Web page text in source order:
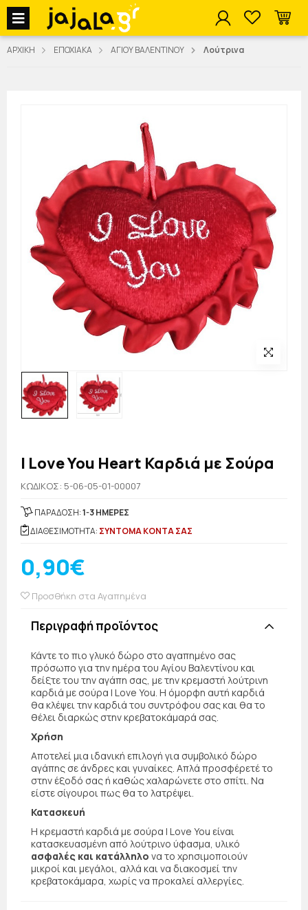
jajala Menu
ΑΡΧΙΚΗ ΕΠΟΧΙΑΚΑ ΑΓΙΟΥ ΒΑΛΕΝΤΙΝΟΥ Λούτρινα
I Love You Heart Καρδιά με Σούρα
KΩΔΙΚΟΣ: 5-06-05-01-00007
ΠΑΡΑΔΟΣΗ:1-3 ΗΜΕΡΕΣ
ΔΙΑΘΕΣΙΜΟΤΗΤΑ: ΣΥΝΤΟΜΑ ΚΟΝΤΑ ΣΑΣ
0,90€
Προσθήκη στα Αγαπημένα
Περιγραφή προϊόντος
Κάντε το πιο γλυκό δώρο στο αγαπημένο σας
πρόσωπο για την ημέρα του Αγίου Βαλεντίνου και
δείξτε του την αγάπη σας, με την κρεμαστή λούτρινη
καρδιά με σούρα I Love You. Η όμορφη αυτή καρδιά
θα κλέψει την καρδιά του συντρόφου σας και θα το
θέλει διαρκώς στην κρεβατοκάμαρά σας.
Χρήση
Αποτελεί μια ιδανική επιλογή για συμβολικό δώρο
αγάπης σε άνδρες και γυναίκες. Απλά προσφέρετέ το
στην έξοδό σας ή καθώς χαλαρώνετε στο σπίτι. Να
είστε σίγουροι πως θα το λατρέψει.
Κατασκευή
Η κρεμαστή καρδιά με σούρα I Love You είναι
κατασκευασμένη από λούτρινο ύφασμα, υλικό
ασφαλές και κατάλληλο να το χρησιμοποιούν
μικροί και μεγάλοι, αλλά και να διακοσμεί την
κρεβατοκάμαρα, χωρίς να προκαλεί αλλεργίες.